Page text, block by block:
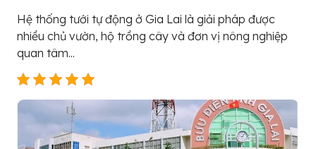
Hệ thống tưới tự động ở Gia Lai là giải pháp được
nhiều chủ vườn, hộ trồng cây và đơn vị nông nghiệp
quan tâm...